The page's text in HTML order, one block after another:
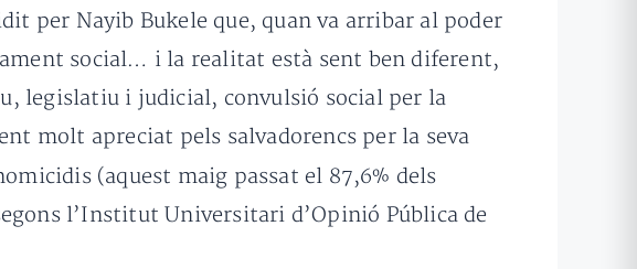
per Nayib Bukele que, quan va arribar al poder
social… i la realitat està sent ben diferent,
legislatiu i judicial, convulsió social per la
molt apreciat pels salvadorencs per la seva
(aquest maig passat el 87,6% dels
l’Institut Universitari d’Opinió Pública de